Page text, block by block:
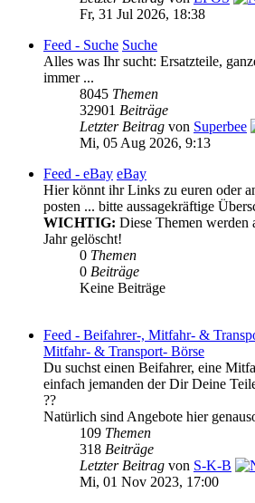
Fr, 31 Jul 2026, 18:38
Feed - Suche Suche
Alles was Ihr sucht: Ersatzteile,
immer ...
8045 Themen
32901 Beiträge
Letzter Beitrag von Superbee
Mi, 05 Aug 2026, 9:13
Feed - eBay eBay
Hier könnt ihr Links zu euren oder
posten ... bitte aussagekräftige
WICHTIG: Diese Themen werden
Jahr gelöscht!
0 Themen
0 Beiträge
Keine Beiträge
Feed - Beifahrer-, Mitfahr- &
Mitfahr- & Transport- Börse
Du suchst einen Beifahrer, eine
einfach jemanden der Dir Deine
??
Natürlich sind Angebote hier
109 Themen
318 Beiträge
Letzter Beitrag von S-K-B
Mi, 01 Nov 2023, 17:00